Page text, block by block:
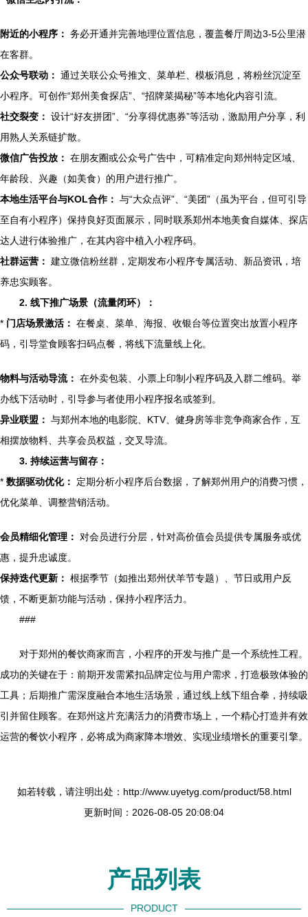
附近的小程序： 务必开通并完善地理位置信息，覆盖餐厅周边3-5公里潜
在客群。
公众号联动： 通过关联公众号推文、菜单栏、模板消息，将粉丝沉淀至
小程序。可创作“郑州美食探店”、“招牌菜揭秘”等本地化内容引流。
社交裂变： 设计“好友拼团”、“分享得优惠券”等活动，激励用户分享，利
用熟人关系链扩散。
微信广告投放： 在朋友圈或公众号广告中，可精准定向郑州特定区域、
年龄段、兴趣（如美食）的用户进行推广。
本地生活平台与KOL合作： 与“大众点评”、“美团”（虽为平台，但可引导
至自有小程序）保持良好页面展示，同时联系郑州本地美食自媒体、探店
达人进行体验推广，在其内容中植入小程序码。
社群运营： 建立微信粉丝群，定期发布小程序专属活动、新品资讯，培
养忠实顾客。
2. 线下推广场景（流量闭环）：
* 门店场景激活： 在餐桌、菜单、海报、收银台等位置突出放置小程序
码，引导堂食顾客扫码点餐，将线下流量线上化。
物料与活动导流： 在外卖包装、小票上印制小程序码及入群二维码。举
办线下活动时，引导参与者使用小程序报名或签到。
异业联盟： 与郑州本地的电影院、KTV、健身房等非竞争商家合作，互
相摆放物料、共享会员权益，交叉导流。
3. 持续运营与留存：
* 数据驱动优化：
定期分析小程序后台数据，了解郑州用户的消费习惯，
优化菜单、调整营销活动。
会员精细化管理：
对会员进行分层，针对高价值会员提供专属服务或优
惠，提升忠诚度。
保持迭代更新： 根据季节（如推出郑州伏羊节专题）、节日或用户反
馈，不断更新功能与活动，保持小程序活力。
###
对于郑州的餐饮商家而言，小程序的开发与推广是一个系统性工程。
成功的关键在于：前期开发需紧扣品牌定位与用户需求，打造极致体验的
工具；后期推广需深度融合本地生活场景，通过线上线下组合拳，持续吸
引并留住顾客。在郑州这片充满活力的消费市场上，一个精心打造并有效
运营的餐饮小程序，必将成为商家降本增效、实现业绩增长的重要引擎。
如若转载，请注明出处：http://www.uyetyg.com/product/58.html
更新时间：2026-08-05 20:08:04
产品列表
PRODUCT